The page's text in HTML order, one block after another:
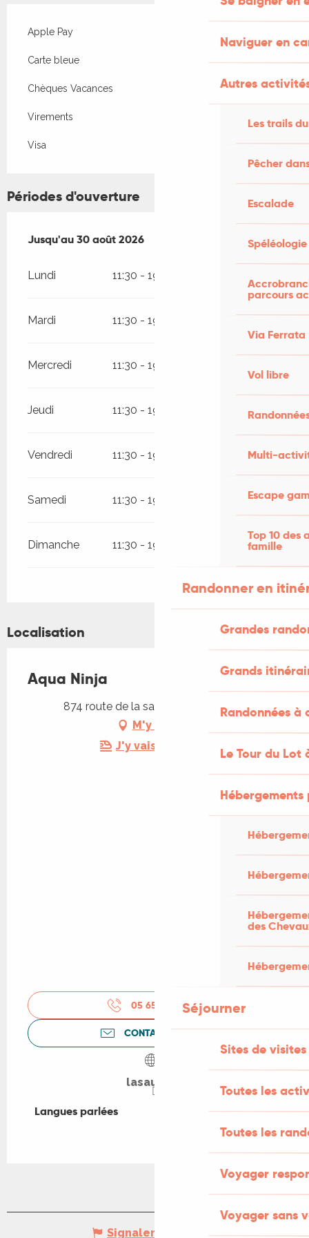
Naviguer en
Autres
Les trails
Pêcher
Escalade
Spéléologie
parcours
Via Ferrata
Vol libre
Multi-
Escape
Top 10 des
famille
Randonner en
Grandes
Grands
Randonnées
Le Tour du Lot
des
Séjourner
Sites de visites
Toutes les
Toutes les
Voyager
Voyager sans
Apple Pay
Carte bleue
Chèques Vacances
Virements
Visa
Périodes d'ouverture
Du20 juin 2026au30 août 2026
Jusqu'au30 août 2026
Lundi 11:30 - 19:00
Mardi 11:30 - 19:00
Mercredi 11:30 - 19:00
Jeudi 11:30 - 19:00
Vendredi 11:30 - 19:00
Samedi 11:30 - 19:00
Dimanche 11:30 - 19:00
Localisation
Aqua Ninja
874 route de la saule, 46110 Bétaille
M'y rendre
J'y vais en train !
05 65 32 55▒▒
CONTACTEZ-NOUS
lasaule.fr
Langues parlées
Langues parlées
Signaler une erreur